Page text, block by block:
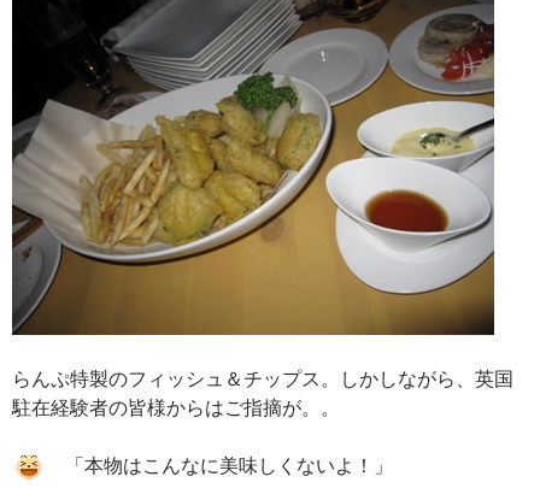
らんぷ特製のフィッシュ＆チップス。しかしながら、英国
駐在経験者の皆様からはご指摘が。。
「本物はこんなに美味しくないよ！」